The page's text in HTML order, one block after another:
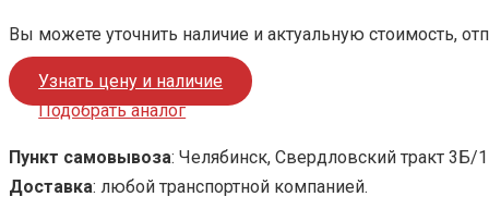
Вы можете уточнить наличие и актуальную стоимость,
Узнать цену и наличие
Подобрать аналог
Пункт самовывоза: Челябинск, Свердловский тракт 3Б/1
Доставка: любой транспортной компанией.